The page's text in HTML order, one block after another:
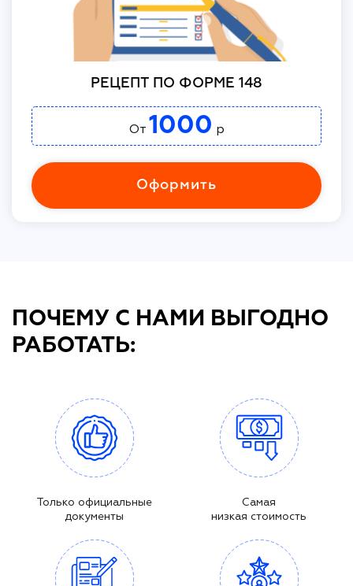
РЕЦЕПТ ПО ФОРМЕ 148
От 1000 р
Оформить
ПОЧЕМУ С НАМИ ВЫГОДНО
РАБОТАТЬ:
Только официальные
документы
Самая
низкая стоимость